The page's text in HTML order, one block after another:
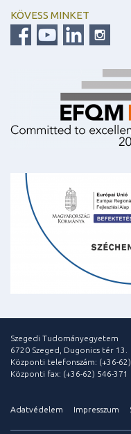
KÖVESS MINKET
Szegedi Tudományegyetem
6720 Szeged, Dugonics tér 13.
Központi telefonszám: (+36-
Központi fax: (+36-62) 546-371
Adatvédelem Impresszum